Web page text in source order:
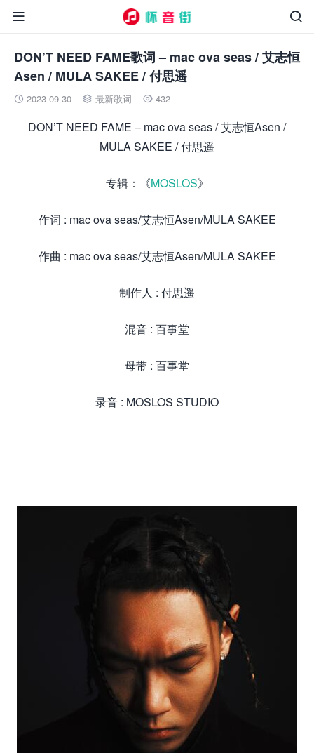


DON’T NEED FAME歌词 – mac ova seas / 艾志恒
Asen / MULA SAKEE / 付思遥
 2023-09-30  最新歌词  432
DON’T NEED FAME – mac ova seas / 艾志恒Asen /
MULA SAKEE / 付思遥
专辑：《MOSLOS》
作词 : mac ova seas/艾志恒Asen/MULA SAKEE
作曲 : mac ova seas/艾志恒Asen/MULA SAKEE
制作人 : 付思遥
混音 : 百事堂
母带 : 百事堂
录音 : MOSLOS STUDIO